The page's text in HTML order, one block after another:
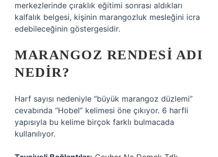
merkezlerinde çıraklık eğitimi sonrası aldıkları
kalfalık belgesi, kişinin marangozluk mesleğini icra
edebileceğinin göstergesidir.
MARANGOZ RENDESI ADI
NEDIR?
Harf sayısı nedeniyle “büyük marangoz düzlemi”
cevabında “Hobel” kelimesi öne çıkıyor. 6 harfli
yapısıyla bu kelime birçok farklı bulmacada
kullanılıyor.